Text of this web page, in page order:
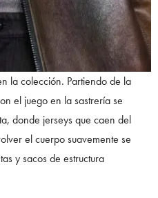
la colección. Partiendo de la
el juego en la sastrería se
donde jerseys que caen del
el cuerpo suavemente se
y sacos de estructura